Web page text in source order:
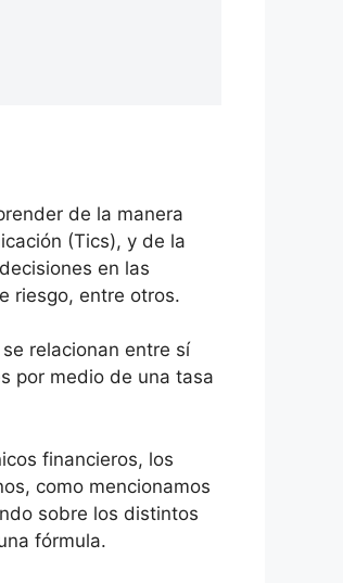
de la manera
(Tics), y de la
en las
riesgo, entre otros.
relacionan entre sí
por medio de una tasa
financieros, los
como mencionamos
sobre los distintos
fórmula.